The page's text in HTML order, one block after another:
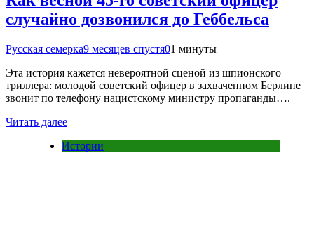
случайно дозвонился до Геббельса
Русская семерка9 месяцев спустя01 минуты
Эта история кажется невероятной сценой из шпионского
триллера: молодой советский офицер в захваченном Берлине
звонит по телефону нацистскому министру пропаганды….
Читать далее
Истории